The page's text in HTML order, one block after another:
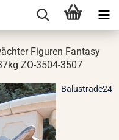
Fi­gu­ren Fan­ta­sy
ZO-​3504-3507
Balustrade24